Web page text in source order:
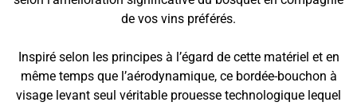
de vos vins préférés.
Inspiré selon les principes à l’égard de cette matériel et en
même temps que l’aérodynamique, ce bordée-bouchon à
visage levant seul véritable prouesse technologique lequel